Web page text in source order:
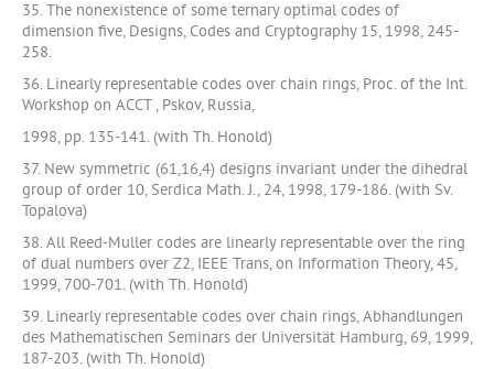
35. The nonexistence of some ternary optimal codes of
dimension five, Designs, Codes and Cryptography 15, 1998, 245-
258.
36. Linearly representable codes over chain rings, Proc. of the Int.
Workshop on ACCT , Pskov, Russia,
1998, pp. 135-141. (with Th. Honold)
37. New symmetric (61,16,4) designs invariant under the dihedral
group of order 10, Serdica Math. J., 24, 1998, 179-186. (with Sv.
Topalova)
38. All Reed-Muller codes are linearly representable over the ring
of dual numbers over Z2, IEEE Trans, on Information Theory, 45,
1999, 700-701. (with Th. Honold)
39. Linearly representable codes over chain rings, Abhandlungen
des Mathematischen Seminars der Universität Hamburg, 69, 1999,
187-203. (with Th. Honold)